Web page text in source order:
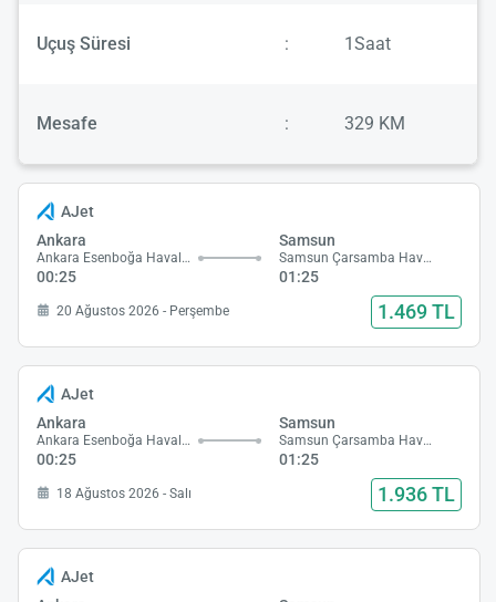
Uçuş Süresi : 1Saat
Mesafe : 329 KM
AJet
Ankara
Ankara Esenboğa Havalimanı
00:25
Samsun
Samsun Çarsamba Havalimanı
01:25
20 Ağustos 2026 - Perşembe 1.469 TL
AJet
Ankara
Ankara Esenboğa Havalimanı
00:25
Samsun
Samsun Çarsamba Havalimanı
01:25
18 Ağustos 2026 - Salı 1.936 TL
AJet